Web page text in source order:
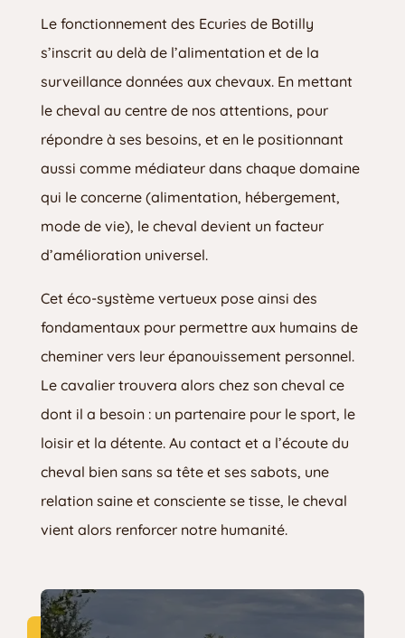
Le fonctionnement des Ecuries de Botilly
s’inscrit au delà de l’alimentation et de la
surveillance données aux chevaux. En mettant
le cheval au centre de nos attentions, pour
répondre à ses besoins, et en le positionnant
aussi comme médiateur dans chaque domaine
qui le concerne (alimentation, hébergement,
mode de vie), le cheval devient un facteur
d’amélioration universel.
Cet éco-système vertueux pose ainsi des
fondamentaux pour permettre aux humains de
cheminer vers leur épanouissement personnel.
Le cavalier trouvera alors chez son cheval ce
dont il a besoin : un partenaire pour le sport, le
loisir et la détente. Au contact et a l’écoute du
cheval bien sans sa tête et ses sabots, une
relation saine et consciente se tisse, le cheval
vient alors renforcer notre humanité.